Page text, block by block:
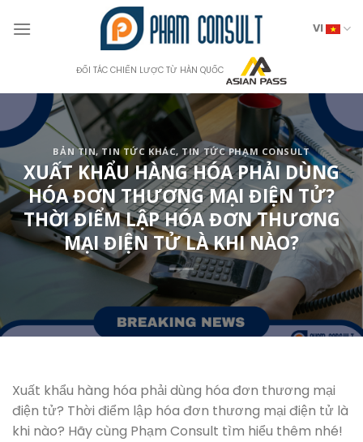
VI
ĐỐI TÁC CHIẾN LƯỢC TỪ HÀN QUỐC
BẢN TIN,TIN TỨC KHÁC, TIN TỨC PHẠM CONSULT
XUẤT KHẨU HÀNG HÓA PHẢI DÙNG
HÓA ĐƠN THƯƠNG MẠI ĐIỆN TỬ?
THỜI ĐIỂM LẬP HÓA ĐƠN THƯƠNG
MẠI ĐIỆN TỬ LÀ KHI NÀO?
Xuất khẩu hàng hóa phải dùng hóa đơn thương mại
điện tử? Thời điểm lập hóa đơn thương mại điện tử là
khi nào? Hãy cùng Phạm Consult tìm hiểu thêm nhé!